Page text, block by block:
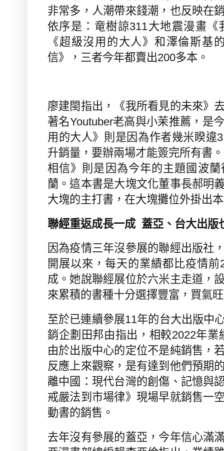
非常多，人潮帶來錢潮，也反映在
依序是：竜樹諒311大地震漫畫《
《超級沒用的大人》和澤倫斯基
信》，三者今年都賣出200多本。
廖建閩指出，《我所看見的未來》
著名Youtuber老高與小茉推薦，是
用的大人》則是因為作者幾米睽違3
升銷量，要辦兩場才能簽完所有書
相信》則是因為今年的主題國波
蘭。這本書是大塊文化董事長郝明
大塊的主打書，在大塊攤位外掛出
聯經重返成長一成 蓋亞、台大出版
因為疫情三年沒參展的聯經出版社
開展以來，每天的業績都比疫情前
成。她說聯經展位於六米主走道，
來累積的書種十分選擇豐富，買氣
至於已連續參展11年的台大出版中
銷企劃田邦由指出，相較2022年業
由於出版中心的定位不是純銷售，
反應上來觀察，是有達到他們預期
離中國：現代台灣的創傷、記憶與
戒嚴法到市場律》現場早就銷售一
動書的銷售。
去年沒有參展的蓋亞，今年信心滿